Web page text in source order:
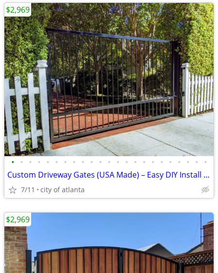
• • • • • • • • • • • • • • • • • • • • • • •
Custom Driveway Gates (USA Made) – Easy DIY Install + FREE Delivery
7/11 city of atlanta
$2,969
$2,969